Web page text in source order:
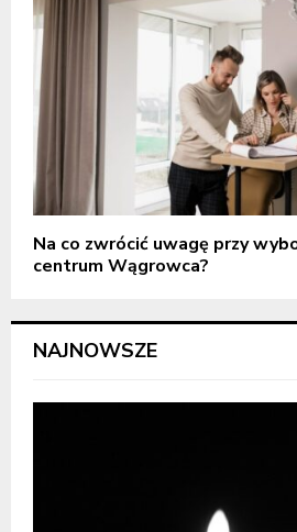
Na co zwrócić uwagę przy
centrum Wągrowca?
NAJNOWSZE